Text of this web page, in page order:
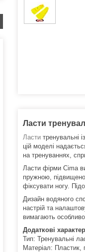
Ласти
Ласти тренувальні
цій моделі
на тренуваннях,
Ласти фірми Cima
пружною,
фіксувати ногу.
Дизайн водяного
настрій та
вимагають
Додаткові
Тип: Тренувальні
Матеріал: Пластик,